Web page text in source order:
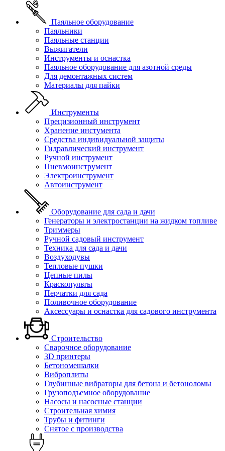
Паяльное оборудование
Паяльники
Паяльные станции
Выжигатели
Инструменты и оснастка
Паяльное оборудование для азотной среды
Для демонтажных систем
Материалы для пайки
Инструменты
Прецизионный инструмент
Хранение инстумента
Средства индивидуальной защиты
Гидравлический инструмент
Ручной инструмент
Пневмоинструмент
Электроинструмент
Автоинструмент
Оборудование для сада и дачи
Генераторы и электростанции на жидком топливе
Триммеры
Ручной садовый инструмент
Техника для сада и дачи
Воздуходувы
Тепловые пушки
Цепные пилы
Краскопульты
Перчатки для сада
Поливочное оборудование
Аксессуары и оснастка для садового инструмента
Строительство
Сварочное оборудование
3D принтеры
Бетономешалки
Виброплиты
Глубинные вибраторы для бетона и бетоноломы
Грузоподъемное оборудование
Насосы и насосные станции
Строительная химия
Трубы и фитинги
Снятое с производства